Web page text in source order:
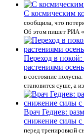
С космическим
сообщила, что
Об этом пишет РИА
Переход в
растениями
в состояние
становится суше, а
Врач Гедиев:
снижение силы с
перед тренировкой